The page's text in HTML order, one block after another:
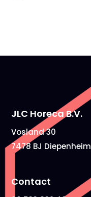
JLC Horeca B.V.
Vosland 30
7478 BJ Diepenheim
Contact